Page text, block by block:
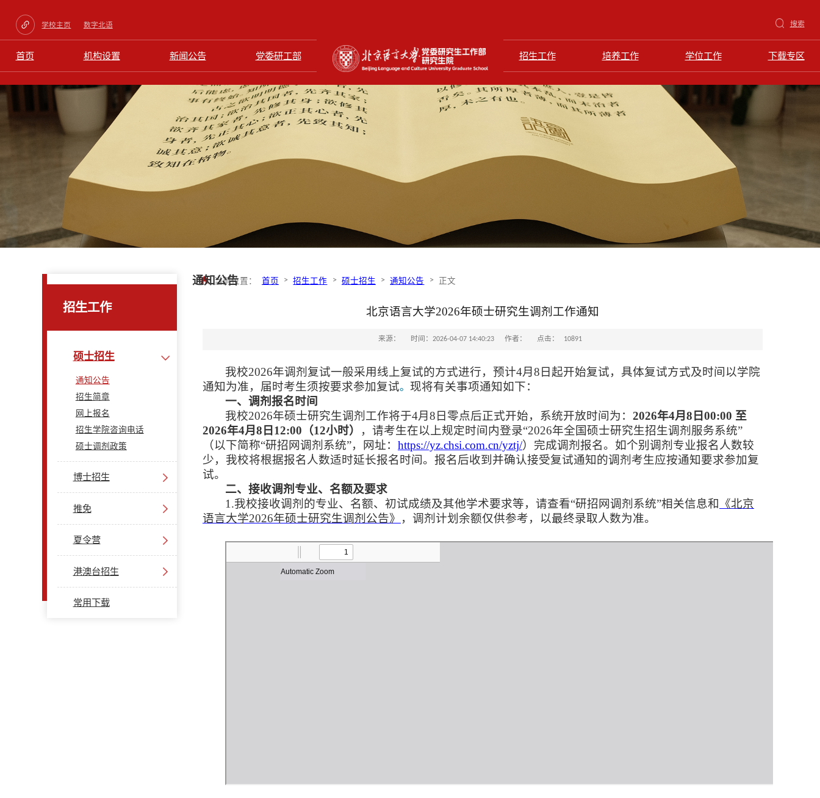
学校主页 数字北语
首页 机构设置 新闻公告 党委研工部
搜索
招生工作 培养工作 学位工作 下载专区
招生工作
硕士招生
通知公告
招生简章
网上报名
招生学院咨询电话
硕士调剂政策
博士招生
推免
夏令营
港澳台招生
常用下载
通知公告
当前位置： 首页 > 招生工作 > 硕士招生 > 通知公告 > 正文
北京语言大学2026年硕士研究生调剂工作通知
来源： 时间：2026-04-07 14:40:23 作者： 点击： 10891
我校2026年调剂复试一般采用线 上复试的方式进行，预计4月 8 日起开始复试，具体复试方式及时间以学院
通知为准，届时考生须按要求参加复试。 现将有关事项通知如下：
一、调剂报名时间
我校2026年硕士研究生调剂工作将于4月8日零点后正式开始，系统开放时间为： 2026年4月8日00:00 至
2026年4月8日12:00（12小时） ，请考生在以上规定时间内登录“2026年全国硕士研究生招生调剂服务系统”
（以下简称“研招网调剂系统”，网址： https://yz.chsi.com.cn/yztj/）完成调剂报名。如个别调剂专业报名人数较
少，我校将根据报名人数适时延长报名时间。报名后收到并确认接受复试通知的调剂考生应按通知要求参加复
试。
二、接收调剂专业、名额及要求
1.我校接收调剂的专业、名额、初试成绩及其他学术要求等，请查看“研招网调剂系统”相关信息和
《北京
语言大学2026年硕士研究生调剂公告》 ， 调剂计划余额仅供参考，以最终录取人数为准。